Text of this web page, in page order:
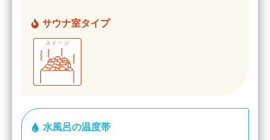
サウナ室タイプ
水風呂の温度帯